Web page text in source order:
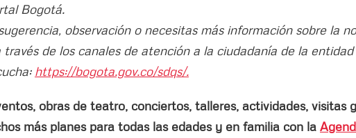
Bogotá.
observación o necesitas más información sobre la
través de los canales de atención a la ciudadanía de la
https://bogota.gov.co/sdqs/.
obras de teatro, conciertos, talleres, actividades, visitas
más planes para todas las edades y en familia con la